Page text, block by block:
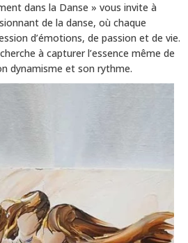
dans la Danse » vous invite à
de la danse, où chaque
d’émotions, de passion et de vie.
à capturer l’essence même de
dynamisme et son rythme.